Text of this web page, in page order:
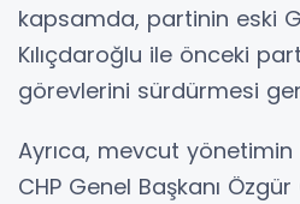
kapsamda, partinin eski
Kılıçdaroğlu ile önceki
görevlerini sürdürmesi
Ayrıca, mevcut yönetimin
CHP Genel Başkanı